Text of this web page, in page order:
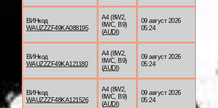
ВИНкод
WAUZZZF49KA088195
A4 (8W2,
8WC, B9)
(AUDI)
09 август 2026
05:24
ВИНкод
WAUZZZF49KA121180
A4 (8W2,
8WC, B9)
(AUDI)
09 август 2026
05:24
ВИНкод
WAUZZZF48KA121526
A4 (8W2,
8WC, B9)
(AUDI)
09 август 2026
05:24